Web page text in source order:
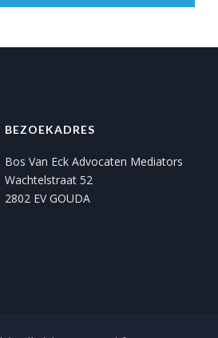
BEZOEKADRES
Bos Van Eck Advocaten Mediators
Wachtelstraat 52
2802 EV GOUDA